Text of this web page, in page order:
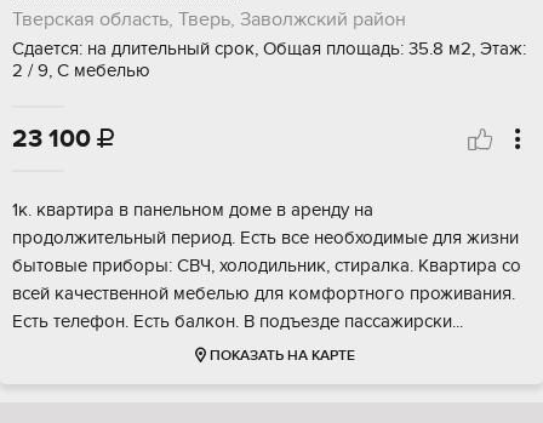
Тверская область, Тверь, Заволжский район
Сдается: на длительный срок, Общая площадь: 35.8 м2, Этаж:
2 / 9, С мебелью
23 100 
1к. квартира в панельном доме в аренду на
продолжительный период. Есть все необходимые для жизни
бытовые приборы: СВЧ, холодильник, стиралка. Квартира со
всей качественной мебелью для комфортного проживания.
Есть телефон. Есть балкон. В подъезде пассажирски...
ПОКАЗАТЬ НА КАРТЕ